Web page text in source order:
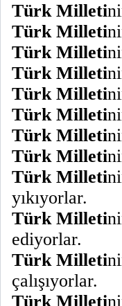
Türk Milleti
Türk Milleti
Türk Milleti
Türk Milleti
Türk Milleti
Türk Milleti
Türk Milleti
Türk Milleti
Türk Milleti
yıkıyorlar.
Türk Milleti
ediyorlar.
Türk Milleti
çalışıyorlar.
Türk Milleti